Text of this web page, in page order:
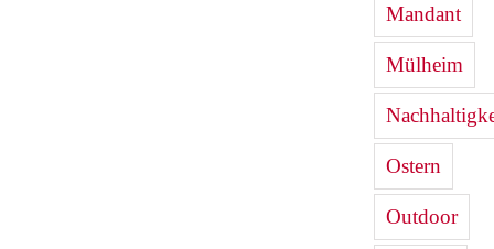
Mandant
Mülheim
Ostern
Outdoor